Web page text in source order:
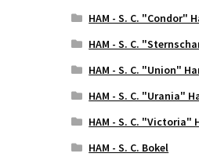
HAM - S. C. "Condor"
HAM - S. C.
HAM - S. C. "Union"
HAM - S. C. "Urania"
HAM - S. C. "Victoria"
HAM - S. C. Bokel